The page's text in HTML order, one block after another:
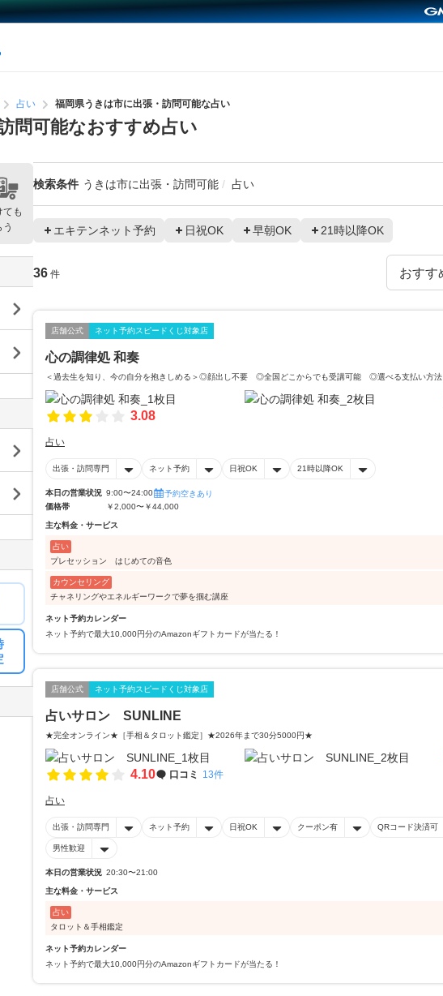
占い 福岡県うきは市に出張・訪問可能な占い
問可能なおすすめ占い
検索条件 うきは市に出張・訪問可能 占い
エキテンネット予約 日祝OK 早朝OK 21時以降OK
36 件
店舗公式 ネット予約スピードくじ対象店
心の調律処 和奏
＜過去生を知り、今の自分を抱きしめる＞◎顔出し不要 ◎全国どこからでも受講可能 ◎選べる支払い方法
3.08
占い
出張・訪問専門 ネット予約 日祝OK 21時以降OK
本日の営業状況 9:00〜24:00
予約空きあり
価格帯
￥2,000〜￥44,000
主な料金・サービス
占い
プレセッション はじめての音色
カウンセリング
チャネリングやエネルギーワークで夢を掴む講座
ネット予約カレンダー
ネット予約で最大10,000円分のAmazonギフトカードが当たる！
店舗公式 ネット予約スピードくじ対象店
占いサロン SUNLINE
★完全オンライン★［手相＆タロット鑑定］★2026年まで30分5000円★
4.10 口コミ 13件
占い
出張・訪問専門 ネット予約 日祝OK クーポン有 QRコード決済可
男性歓迎
本日の営業状況 20:30〜21:00
主な料金・サービス
占い
タロット＆手相鑑定
ネット予約カレンダー
ネット予約で最大10,000円分のAmazonギフトカードが当たる！
ても
う